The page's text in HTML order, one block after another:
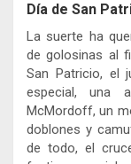
Día de San
La suerte ha
de golosinas al
San Patricio, el
especial, una
McMordoff, un
doblones y
de todo, el